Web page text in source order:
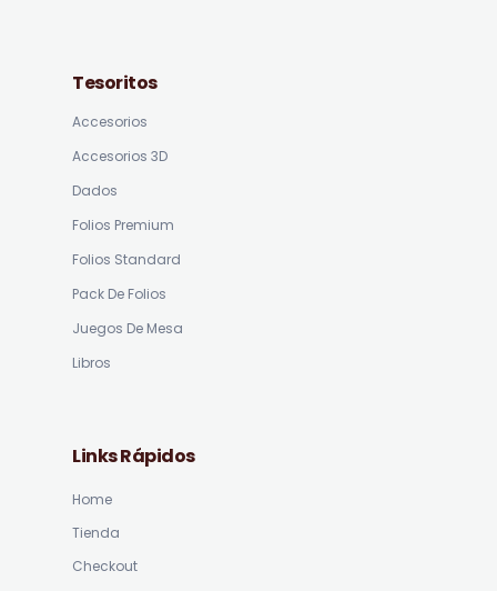
Tesoritos
Accesorios
Accesorios 3D
Dados
Folios Premium
Folios Standard
Pack De Folios
Juegos De Mesa
Libros
Links Rápidos
Home
Tienda
Checkout